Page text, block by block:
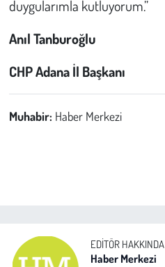
duygularımla kutluyorum.”
Anıl Tanburoğlu
CHP Adana İl Başkanı
Muhabir: Haber Merkezi
EDITÖR HAKKINDA
Haber Merkezi